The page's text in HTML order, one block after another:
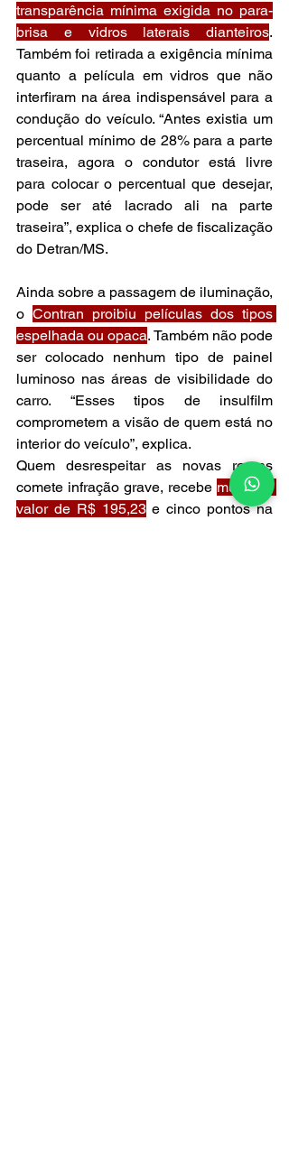
transparência mínima exigida no para-
brisa e vidros laterais dianteiros.
Também foi retirada a exigência mínima
quanto a película em vidros que não
interfiram na área indispensável para a
condução do veículo. “Antes existia um
percentual mínimo de 28% para a parte
traseira, agora o condutor está livre
para colocar o percentual que desejar,
pode ser até lacrado ali na parte
traseira”, explica o chefe de fiscalização
do Detran/MS.
Ainda sobre a passagem de iluminação,
o Contran proibiu películas dos tipos
espelhada ou opaca. Também não pode
ser colocado nenhum tipo de painel
luminoso nas áreas de visibilidade do
carro. “Esses tipos de insulfilm
comprometem a visão de quem está no
interior do veículo”, explica.
Quem desrespeitar as novas regras
comete infração grave, recebe multa no
valor de R$ 195,23 e cinco pontos na